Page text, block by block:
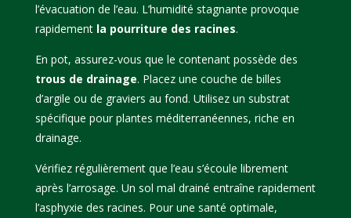
l’évacuation de l’eau. L’humidité stagnante provoque
rapidement la pourriture des racines.
En pot, assurez-vous que le contenant possède des
trous de drainage. Placez une couche de billes
d’argile ou de graviers au fond. Utilisez un substrat
spécifique pour plantes méditerranéennes, riche en
drainage.
Vérifiez régulièrement que l’eau s’écoule librement
après l’arrosage. Un sol mal drainé entraîne rapidement
l’asphyxie des racines. Pour une santé optimale,